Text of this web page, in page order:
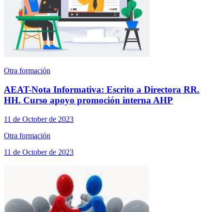
Otra formación
AEAT-Nota Informativa: Escrito a Directora RR.
HH. Curso apoyo promoción interna AHP
11 de October de 2023
Otra formación
11 de October de 2023